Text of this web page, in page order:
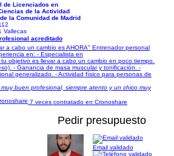
de Licenciados en
de la Actividad
la Comunidad de Madrid
Vallecas
acreditado
a cabo un cambio es AHORA" Entrenador personal
en: - Especialista en
objetivo es llevar a cabo un cambio en poco tiempo.
- Ganancia de masa muscular y tonificación. -
generalizado. - Actividad físico para personas de
buen profesional, siempre atento y un chico muy
7 veces contratado en Cronoshare
Pedir presupuesto
Email validado